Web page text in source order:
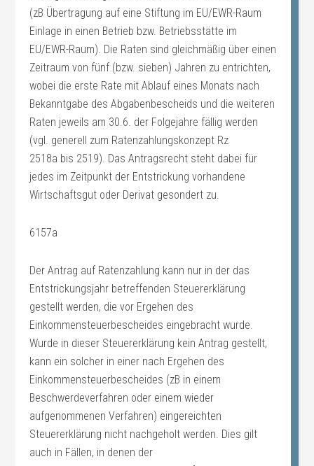
(zB Übertragung auf eine Stiftung im EU/EWR-Raum
Einlage in einen Betrieb bzw. Betriebsstätte im
EU/EWR-Raum). Die Raten sind gleichmäßig über einen
Zeitraum von fünf (bzw. sieben) Jahren zu entrichten,
wobei die erste Rate mit Ablauf eines Monats nach
Bekanntgabe des Abgabenbescheids und die weiteren
Raten jeweils am 30.6. der Folgejahre fällig werden
(vgl. generell zum Ratenzahlungskonzept Rz
2518a bis 2519). Das Antragsrecht steht dabei für
jedes im Zeitpunkt der Entstrickung vorhandene
Wirtschaftsgut oder Derivat gesondert zu.
6157a
Der Antrag auf Ratenzahlung kann nur in der das
Entstrickungsjahr betreffenden Steuererklärung
gestellt werden, die vor Ergehen des
Einkommensteuerbescheides eingebracht wurde.
Wurde in dieser Steuererklärung kein Antrag gestellt,
kann ein solcher in einer nach Ergehen des
Einkommensteuerbescheides (zB in einem
Beschwerdeverfahren oder einem wieder
aufgenommenen Verfahren) eingereichten
Steuererklärung nicht nachgeholt werden. Dies gilt
auch in Fällen, in denen der